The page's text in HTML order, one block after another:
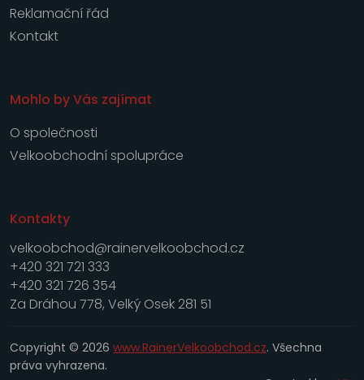
Reklamační řád
Kontakt
Mohlo by Vás zajímat
O společnosti
Velkoobchodní spolupráce
Kontakty
velkoobchod@rainervelkoobchod.cz
+420 321 721 333
+420 321 726 354
Za Dráhou 778, Velký Osek 281 51
Copyright © 2026 www.RainerVelkoobchod.cz. Všechna
práva vyhrazena.